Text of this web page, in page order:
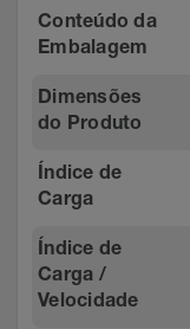
Conteúdo da
Embalagem
Dimensões
do Produto
Índice de
Carga
Índice de
Carga /
Velocidade